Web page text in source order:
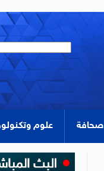
صحافة علوم